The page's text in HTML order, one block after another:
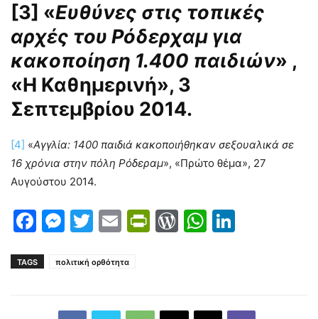
[3] «Ευθύνες στις τοπικές
αρχές του Ρόδερχαμ για
κακοποίηση 1.400 παιδιών» ,
«Η Καθημερινή», 3
Σεπτεμβρίου 2014.
[4] «Αγγλία: 1400 παιδιά κακοποιήθηκαν σεξουαλικά σε
16 χρόνια στην πόλη Ρόδεραμ», «Πρώτο θέμα», 27
Αυγούστου 2014.
Facebook
Messenger
Twitter
EmailPrintFriendly
WordPress
WhatsApp
TAGS πολιτική ορθότητα